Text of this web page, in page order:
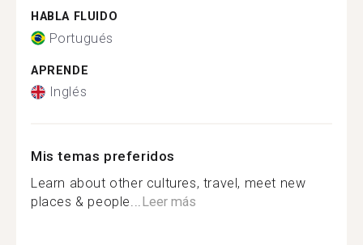
HABLA FLUIDO
Portugués
APRENDE
Inglés
Mis temas preferidos
Learn about other cultures, travel, meet new
places & people...Leer más